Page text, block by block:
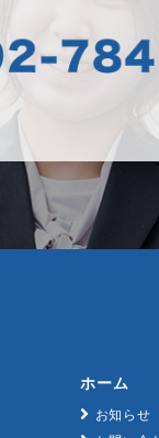
ホーム
お知らせ